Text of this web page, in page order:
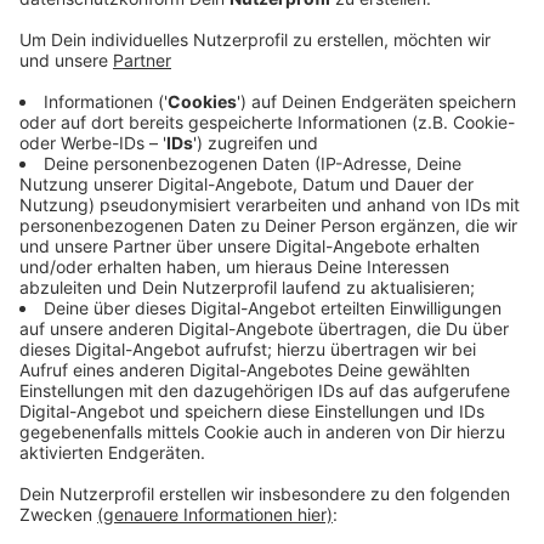
Dann seien die Vorgaben zur Wiederöffnung im
es fehlten noch Perspektiven für Firmen im Event-
und Cateringbereich, im Messe- und
Veranstaltungsgeschäft, in der Freizeit- und
Touristikwirtschaft und bei personenbezogenen
Dienstleistern.
Aachens DEHOGA-Vorsitzender Wolfgang Winkler
(links im Bild) ergänzt, dass es leider noch keine
Zusage für ein finanzielles Rettungspaket gebe.
Veröffentlicht: Freitag, 08.05.2020 12:51
Anzeige